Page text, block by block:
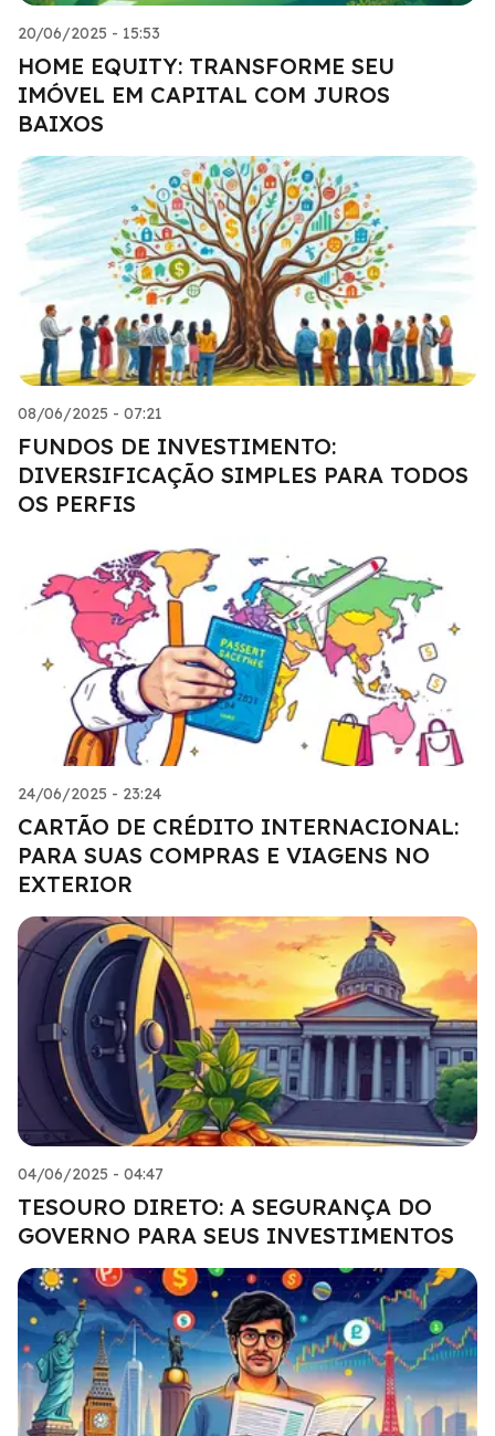
20/06/2025 - 15:53
HOME EQUITY: TRANSFORME SEU
IMÓVEL EM CAPITAL COM JUROS
BAIXOS
08/06/2025 - 07:21
FUNDOS DE INVESTIMENTO:
DIVERSIFICAÇÃO SIMPLES PARA TODOS
OS PERFIS
24/06/2025 - 23:24
CARTÃO DE CRÉDITO INTERNACIONAL:
PARA SUAS COMPRAS E VIAGENS NO
EXTERIOR
04/06/2025 - 04:47
TESOURO DIRETO: A SEGURANÇA DO
GOVERNO PARA SEUS INVESTIMENTOS